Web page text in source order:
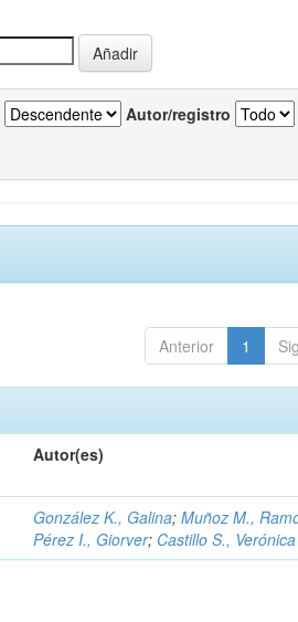
Autor/registro
Anterior 1
Autor(es)
González K., Galina;Muñoz M.,
Pérez I., Giorver; Castillo S.,